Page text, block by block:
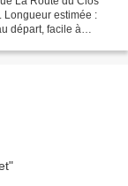
Longueur estimée :
départ, facile à